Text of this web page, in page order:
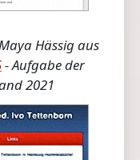
Hässig aus
- Aufgabe der
2021